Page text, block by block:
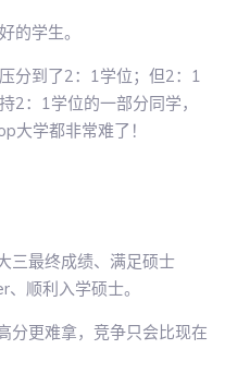
的学生。
分到了2：1学位；但2：1
2：1学位的一部分同学，
大学都非常难了！
三最终成绩、满足硕士
顺利入学硕士。
分更难拿，竞争只会比现在